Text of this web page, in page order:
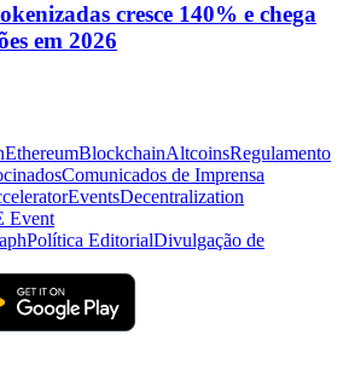
cresce 140% e chega
em 2026
EthereumBlockchainAltcoinsRegulamento
Comunicados de Imprensa
EventsDecentralization
Event
Política EditorialDivulgação de